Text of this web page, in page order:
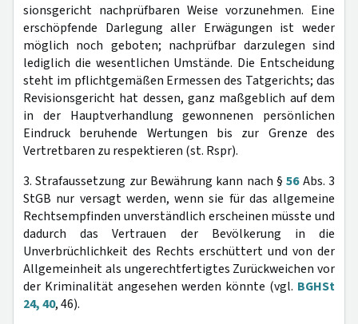
sionsgericht nachprüfbaren Weise vorzunehmen. Eine
erschöpfende Darlegung aller Erwägungen ist weder
möglich noch geboten; nachprüfbar darzulegen sind
lediglich die wesentlichen Umstände. Die Entscheidung
steht im pflichtgemäßen Ermessen des Tatgerichts; das
Revisionsgericht hat dessen, ganz maßgeblich auf dem
in der Hauptverhandlung gewonnenen persönlichen
Eindruck beruhende Wertungen bis zur Grenze des
Vertretbaren zu respektieren (st. Rspr).
3. Strafaussetzung zur Bewährung kann nach §56Abs. 3
StGB nur versagt werden, wenn sie für das allgemeine
Rechtsempfinden unverständlich erscheinen müsste und
dadurch das Vertrauen der Bevölkerung in die
Unverbrüchlichkeit des Rechts erschüttert und von der
Allgemeinheit als ungerechtfertigtes Zurückweichen vor
der Kriminalität angesehen werden könnte (vgl. BGHSt
24, 40, 46).